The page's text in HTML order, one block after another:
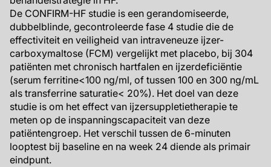
De CONFIRM-HF studie is een gerandomiseerde,
dubbelblinde, gecontroleerde fase 4 studie die de
effectiviteit en veiligheid van intraveneuze ijzer-
carboxymaltose (FCM) vergelijkt met placebo, bij 304
patiënten met chronisch hartfalen en ijzerdeficiëntie
(serum ferritine<100 ng/ml, of tussen 100 en 300 ng/mL
als transferrine saturatie< 20%). Het doel van deze
studie is om het effect van ijzersuppletietherapie te
meten op de inspanningscapaciteit van deze
patiëntengroep. Het verschil tussen de 6-minuten
looptest bij baseline en na week 24 diende als primair
eindpunt.